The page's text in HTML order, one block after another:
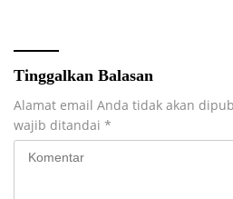
Tinggalkan Balasan
Alamat email Anda tidak akan
wajib ditandai *